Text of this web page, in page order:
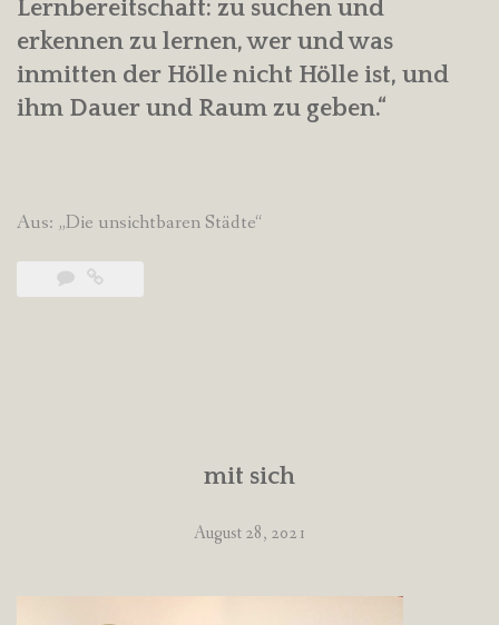
Lernbereitschaft: zu suchen und
erkennen zu lernen, wer und was
inmitten der Hölle nicht Hölle ist, und
ihm Dauer und Raum zu geben.“
Aus: „Die unsichtbaren Städte“
mit sich
August 28, 2021